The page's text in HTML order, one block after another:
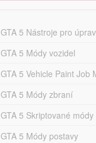
GTA 5 Nástroje pro
GTA 5 Módy vozidel
GTA 5 Vehicle Paint Job
GTA 5 Módy zbraní
GTA 5 Skriptované módy
GTA 5 Módy postavy